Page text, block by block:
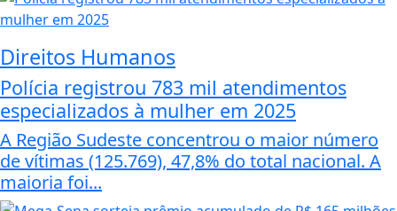
Direitos Humanos
Polícia registrou 783 mil atendimentos
especializados à mulher em 2025
A Região Sudeste concentrou o maior número
de vítimas (125.769), 47,8% do total nacional. A
maioria foi...